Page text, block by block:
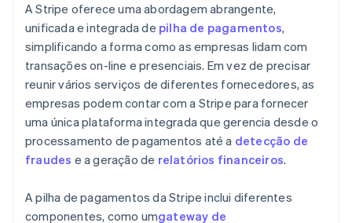
A Stripe oferece uma abordagem abrangente,
unificada e integrada de pilha de pagamentos,
simplificando a forma como as empresas lidam com
transações on-line e presenciais. Em vez de precisar
reunir vários serviços de diferentes fornecedores, as
empresas podem contar com a Stripe para fornecer
uma única plataforma integrada que gerencia desde o
processamento de pagamentos até a detecção de
fraudes e a geração de relatórios financeiros.
A pilha de pagamentos da Stripe inclui diferentes
componentes, como umgateway de